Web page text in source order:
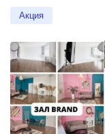
Акция